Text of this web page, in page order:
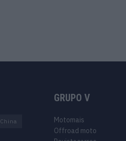
China
GRUPO V
Motomais
Offroad moto